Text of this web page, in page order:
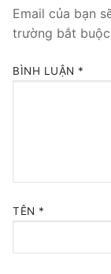
Tổng đài
Email của bạn
trường bắt
BÌNH LUẬN *
TÊN *